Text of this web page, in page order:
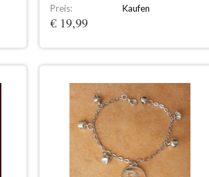
Preis:
€ 19,99
Kaufen